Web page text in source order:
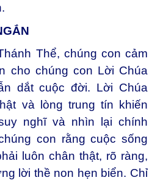
Thể, chúng con cảm
cho chúng con Lời Chúa
dắt cuộc đời. Lời Chúa
và lòng trung tín khiến
nghĩ và nhìn lại chính
con rằng cuộc sống
luôn chân thật, rõ ràng,
lời thề non hẹn biển. Chỉ